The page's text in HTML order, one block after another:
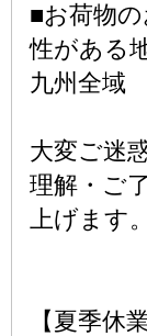
■お荷物
性がある
九州全域
大変ご迷
理解・ご
上げます。
【夏季休